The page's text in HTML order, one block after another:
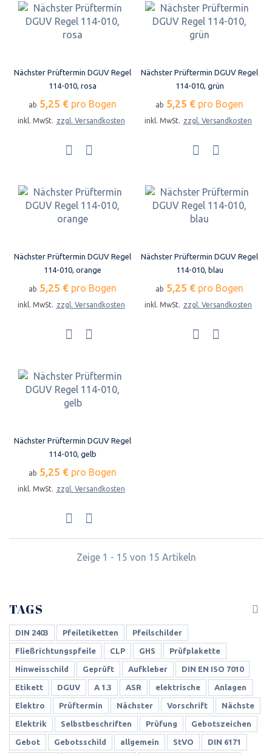
Nächster Prüftermin DGUV Regel
114-010, rosa
ab 5,25 € pro Bogen
inkl. MwSt. zzgl. Versandkosten
Nächster Prüftermin DGUV Regel
114-010, grün
ab 5,25 € pro Bogen
inkl. MwSt. zzgl. Versandkosten
Nächster Prüftermin DGUV Regel
114-010, orange
ab 5,25 € pro Bogen
inkl. MwSt. zzgl. Versandkosten
Nächster Prüftermin DGUV Regel
114-010, blau
ab 5,25 € pro Bogen
inkl. MwSt. zzgl. Versandkosten
Nächster Prüftermin DGUV Regel
114-010, gelb
ab 5,25 € pro Bogen
inkl. MwSt. zzgl. Versandkosten
Zeige 1 - 15 von 15 Artikeln
TAGS
DIN 2403 Pfeiletiketten Pfeilschilder
Fließrichtungspfeile CLP GHS Prüfplakette
Hinweisschild Geprüft Aufkleber DIN EN ISO 7010
Etikett DGUV A 1.3 ASR elektrische Anlagen
Elektro Prüftermin Nächster Vorschrift Nächste
Elektrik Selbstbeschriften Prüfung Gebotszeichen
Gebot Gebotsschild allgemein StVO DIN 6171